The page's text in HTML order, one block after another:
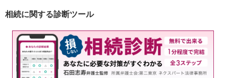
問題でお困りの方はお気軽に
ご相談ください。
相続に関する診断ツール